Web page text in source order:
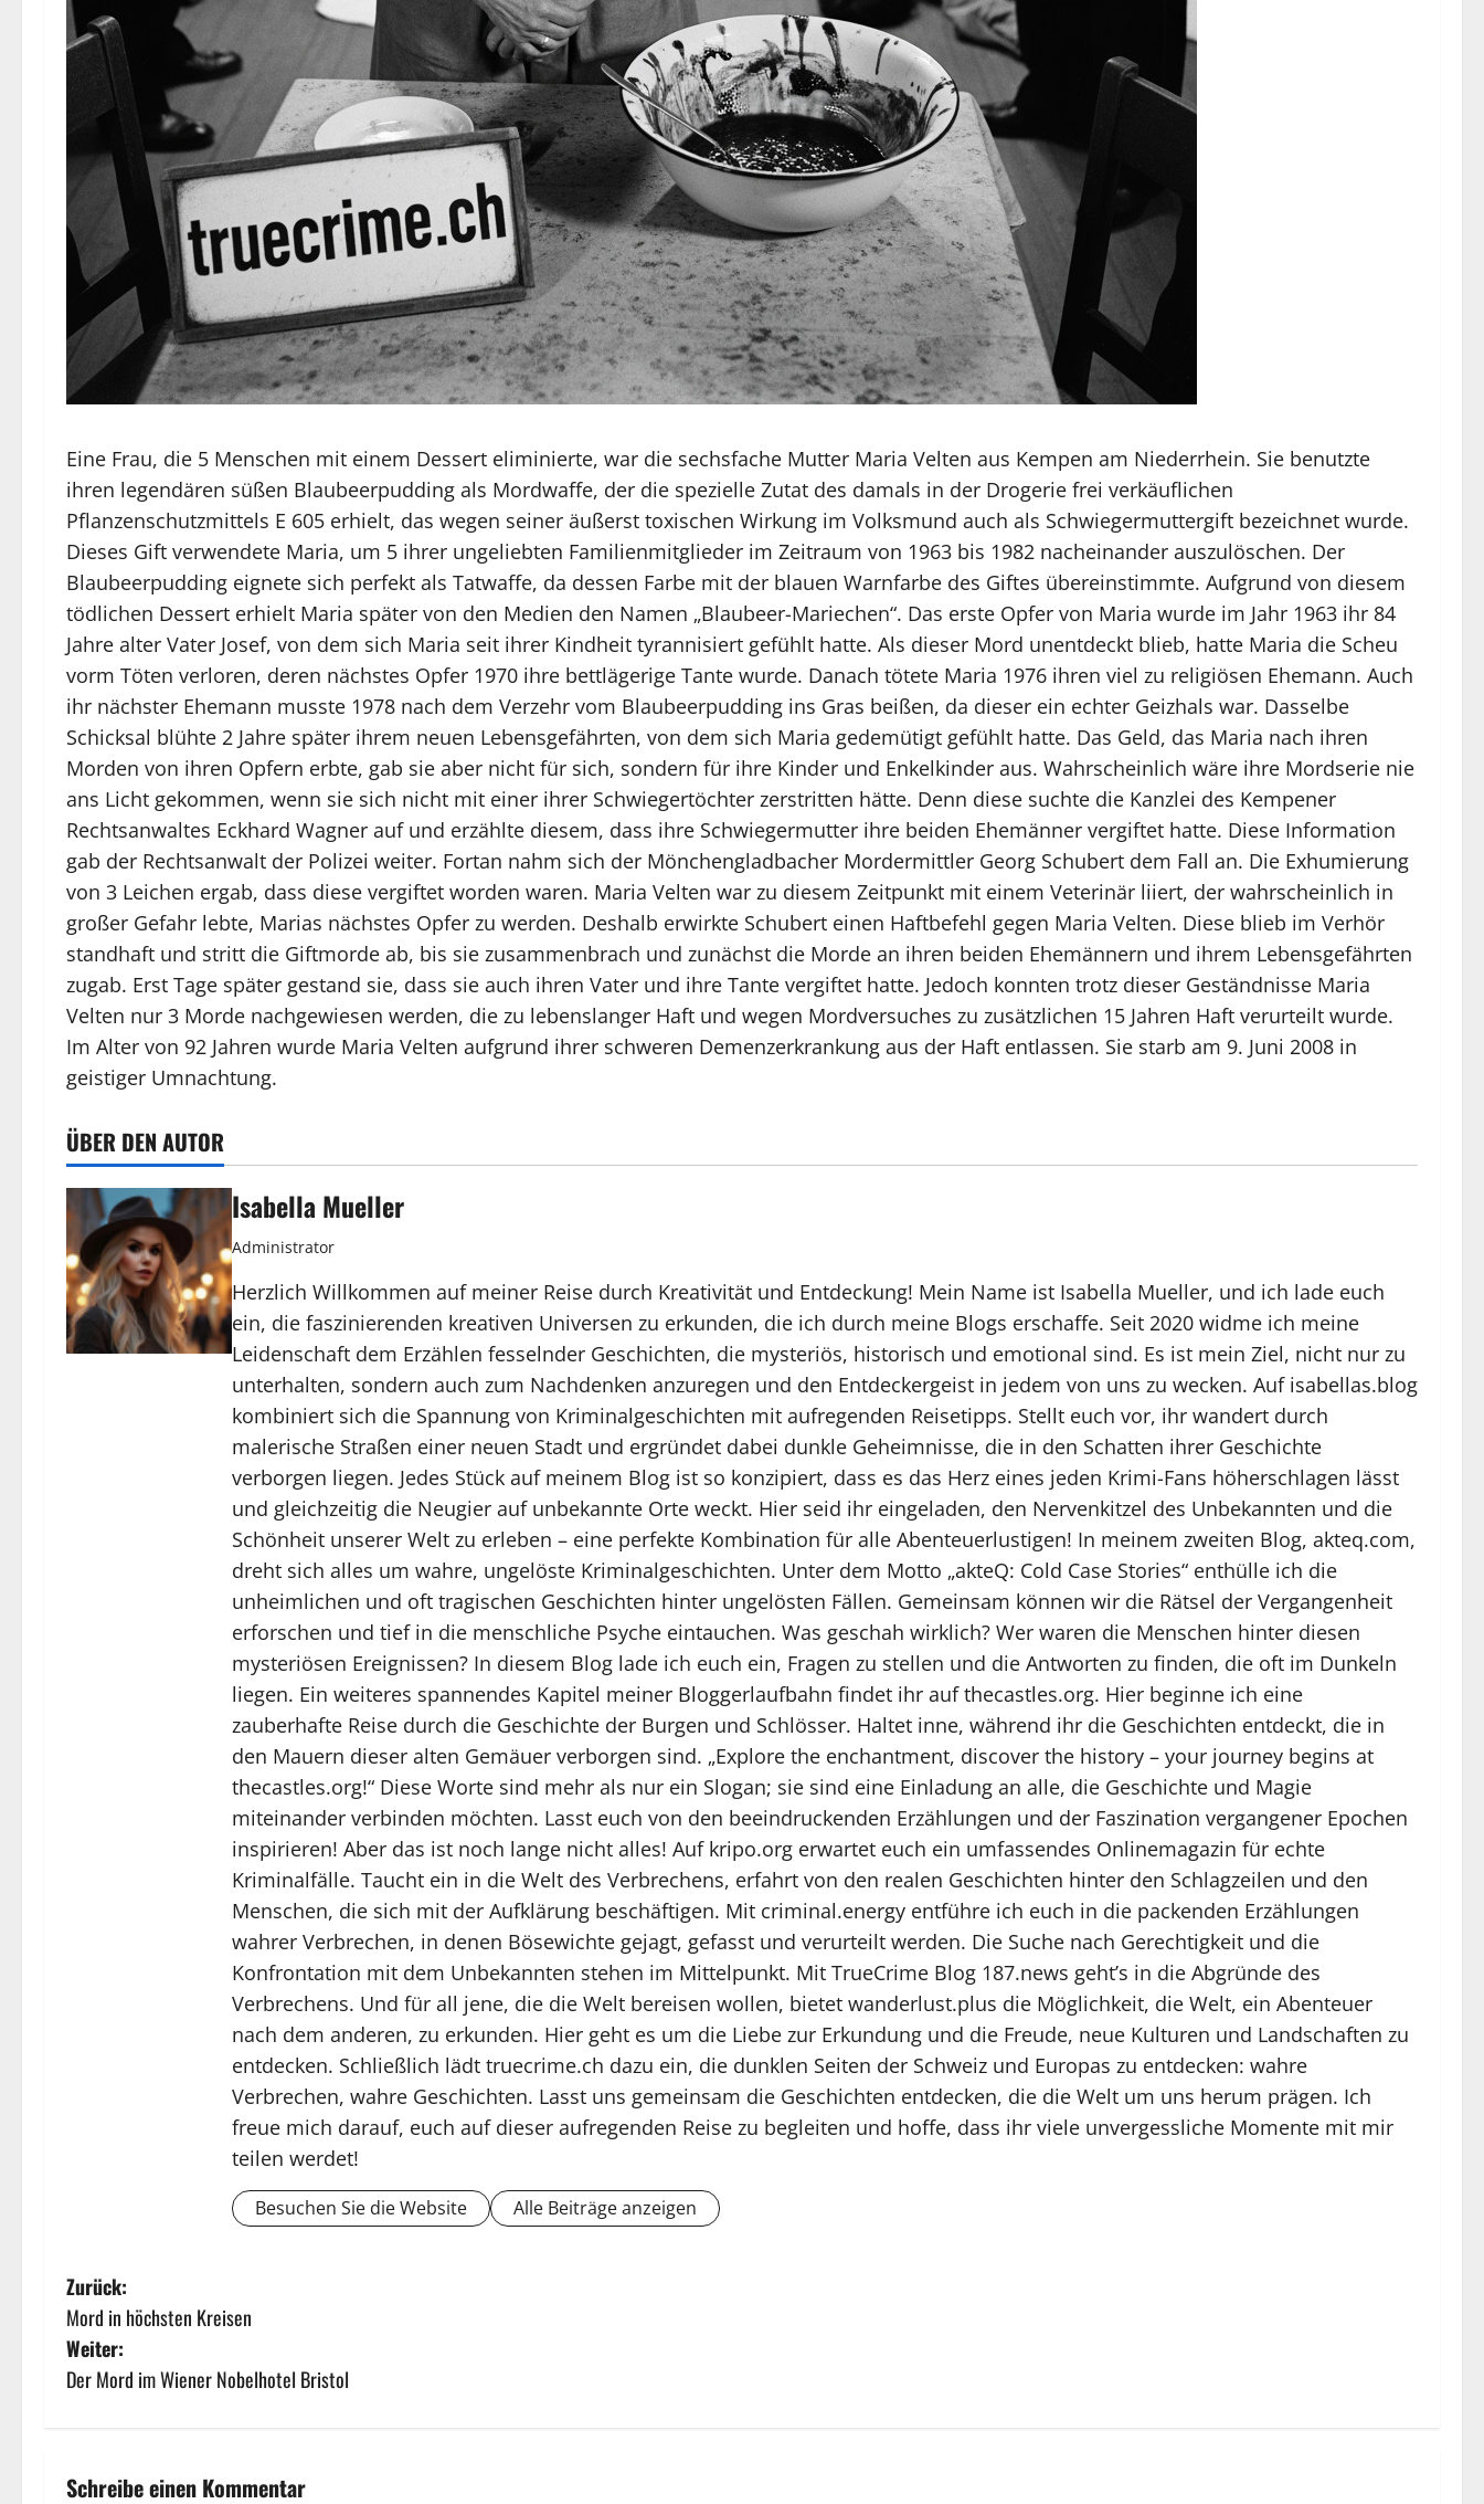
Eine Frau, die 5 Menschen mit einem Dessert eliminierte, war die sechsfache Mutter Maria Velten aus Kempen am Niederrhein. Sie benutzte
ihren legendären süßen Blaubeerpudding als Mordwaffe, der die spezielle Zutat des damals in der Drogerie frei verkäuflichen
Pflanzenschutzmittels E 605 erhielt, das wegen seiner äußerst toxischen Wirkung im Volksmund auch als Schwiegermuttergift bezeichnet wurde.
Dieses Gift verwendete Maria, um 5 ihrer ungeliebten Familienmitglieder im Zeitraum von 1963 bis 1982 nacheinander auszulöschen. Der
Blaubeerpudding eignete sich perfekt als Tatwaffe, da dessen Farbe mit der blauen Warnfarbe des Giftes übereinstimmte. Aufgrund von diesem
tödlichen Dessert erhielt Maria später von den Medien den Namen „Blaubeer-Mariechen“. Das erste Opfer von Maria wurde im Jahr 1963 ihr 84
Jahre alter Vater Josef, von dem sich Maria seit ihrer Kindheit tyrannisiert gefühlt hatte. Als dieser Mord unentdeckt blieb, hatte Maria die Scheu
vorm Töten verloren, deren nächstes Opfer 1970 ihre bettlägerige Tante wurde. Danach tötete Maria 1976 ihren viel zu religiösen Ehemann. Auch
ihr nächster Ehemann musste 1978 nach dem Verzehr vom Blaubeerpudding ins Gras beißen, da dieser ein echter Geizhals war. Dasselbe
Schicksal blühte 2 Jahre später ihrem neuen Lebensgefährten, von dem sich Maria gedemütigt gefühlt hatte. Das Geld, das Maria nach ihren
Morden von ihren Opfern erbte, gab sie aber nicht für sich, sondern für ihre Kinder und Enkelkinder aus. Wahrscheinlich wäre ihre Mordserie nie
ans Licht gekommen, wenn sie sich nicht mit einer ihrer Schwiegertöchter zerstritten hätte. Denn diese suchte die Kanzlei des Kempener
Rechtsanwaltes Eckhard Wagner auf und erzählte diesem, dass ihre Schwiegermutter ihre beiden Ehemänner vergiftet hatte. Diese Information
gab der Rechtsanwalt der Polizei weiter. Fortan nahm sich der Mönchengladbacher Mordermittler Georg Schubert dem Fall an. Die Exhumierung
von 3 Leichen ergab, dass diese vergiftet worden waren. Maria Velten war zu diesem Zeitpunkt mit einem Veterinär liiert, der wahrscheinlich in
großer Gefahr lebte, Marias nächstes Opfer zu werden. Deshalb erwirkte Schubert einen Haftbefehl gegen Maria Velten. Diese blieb im Verhör
standhaft und stritt die Giftmorde ab, bis sie zusammenbrach und zunächst die Morde an ihren beiden Ehemännern und ihrem Lebensgefährten
zugab. Erst Tage später gestand sie, dass sie auch ihren Vater und ihre Tante vergiftet hatte. Jedoch konnten trotz dieser Geständnisse Maria
Velten nur 3 Morde nachgewiesen werden, die zu lebenslanger Haft und wegen Mordversuches zu zusätzlichen 15 Jahren Haft verurteilt wurde.
Im Alter von 92 Jahren wurde Maria Velten aufgrund ihrer schweren Demenzerkrankung aus der Haft entlassen. Sie starb am 9. Juni 2008 in
geistiger Umnachtung.
ÜBER DEN AUTOR
Isabella Mueller
Administrator
Herzlich Willkommen auf meiner Reise durch Kreativität und Entdeckung! Mein Name ist Isabella Mueller, und ich lade euch
ein, die faszinierenden kreativen Universen zu erkunden, die ich durch meine Blogs erschaffe. Seit 2020 widme ich meine
Leidenschaft dem Erzählen fesselnder Geschichten, die mysteriös, historisch und emotional sind. Es ist mein Ziel, nicht nur zu
unterhalten, sondern auch zum Nachdenken anzuregen und den Entdeckergeist in jedem von uns zu wecken. Auf isabellas.blog
kombiniert sich die Spannung von Kriminalgeschichten mit aufregenden Reisetipps. Stellt euch vor, ihr wandert durch
malerische Straßen einer neuen Stadt und ergründet dabei dunkle Geheimnisse, die in den Schatten ihrer Geschichte
verborgen liegen. Jedes Stück auf meinem Blog ist so konzipiert, dass es das Herz eines jeden Krimi-Fans höherschlagen lässt
und gleichzeitig die Neugier auf unbekannte Orte weckt. Hier seid ihr eingeladen, den Nervenkitzel des Unbekannten und die
Schönheit unserer Welt zu erleben – eine perfekte Kombination für alle Abenteuerlustigen! In meinem zweiten Blog, akteq.com,
dreht sich alles um wahre, ungelöste Kriminalgeschichten. Unter dem Motto „akteQ: Cold Case Stories“ enthülle ich die
unheimlichen und oft tragischen Geschichten hinter ungelösten Fällen. Gemeinsam können wir die Rätsel der Vergangenheit
erforschen und tief in die menschliche Psyche eintauchen. Was geschah wirklich? Wer waren die Menschen hinter diesen
mysteriösen Ereignissen? In diesem Blog lade ich euch ein, Fragen zu stellen und die Antworten zu finden, die oft im Dunkeln
liegen. Ein weiteres spannendes Kapitel meiner Bloggerlaufbahn findet ihr auf thecastles.org. Hier beginne ich eine
zauberhafte Reise durch die Geschichte der Burgen und Schlösser. Haltet inne, während ihr die Geschichten entdeckt, die in
den Mauern dieser alten Gemäuer verborgen sind. „Explore the enchantment, discover the history – your journey begins at
thecastles.org!“ Diese Worte sind mehr als nur ein Slogan; sie sind eine Einladung an alle, die Geschichte und Magie
miteinander verbinden möchten. Lasst euch von den beeindruckenden Erzählungen und der Faszination vergangener Epochen
inspirieren! Aber das ist noch lange nicht alles! Auf kripo.org erwartet euch ein umfassendes Onlinemagazin für echte
Kriminalfälle. Taucht ein in die Welt des Verbrechens, erfahrt von den realen Geschichten hinter den Schlagzeilen und den
Menschen, die sich mit der Aufklärung beschäftigen. Mit criminal.energy entführe ich euch in die packenden Erzählungen
wahrer Verbrechen, in denen Bösewichte gejagt, gefasst und verurteilt werden. Die Suche nach Gerechtigkeit und die
Konfrontation mit dem Unbekannten stehen im Mittelpunkt. Mit TrueCrime Blog 187.news geht’s in die Abgründe des
Verbrechens. Und für all jene, die die Welt bereisen wollen, bietet wanderlust.plus die Möglichkeit, die Welt, ein Abenteuer
nach dem anderen, zu erkunden. Hier geht es um die Liebe zur Erkundung und die Freude, neue Kulturen und Landschaften zu
entdecken. Schließlich lädt truecrime.ch dazu ein, die dunklen Seiten der Schweiz und Europas zu entdecken: wahre
Verbrechen, wahre Geschichten. Lasst uns gemeinsam die Geschichten entdecken, die die Welt um uns herum prägen. Ich
freue mich darauf, euch auf dieser aufregenden Reise zu begleiten und hoffe, dass ihr viele unvergessliche Momente mit mir
teilen werdet!
Besuchen Sie die Website Alle Beiträge anzeigen
Zurück:
Mord in höchsten Kreisen
Weiter:
Der Mord im Wiener Nobelhotel Bristol
Schreibe einen Kommentar